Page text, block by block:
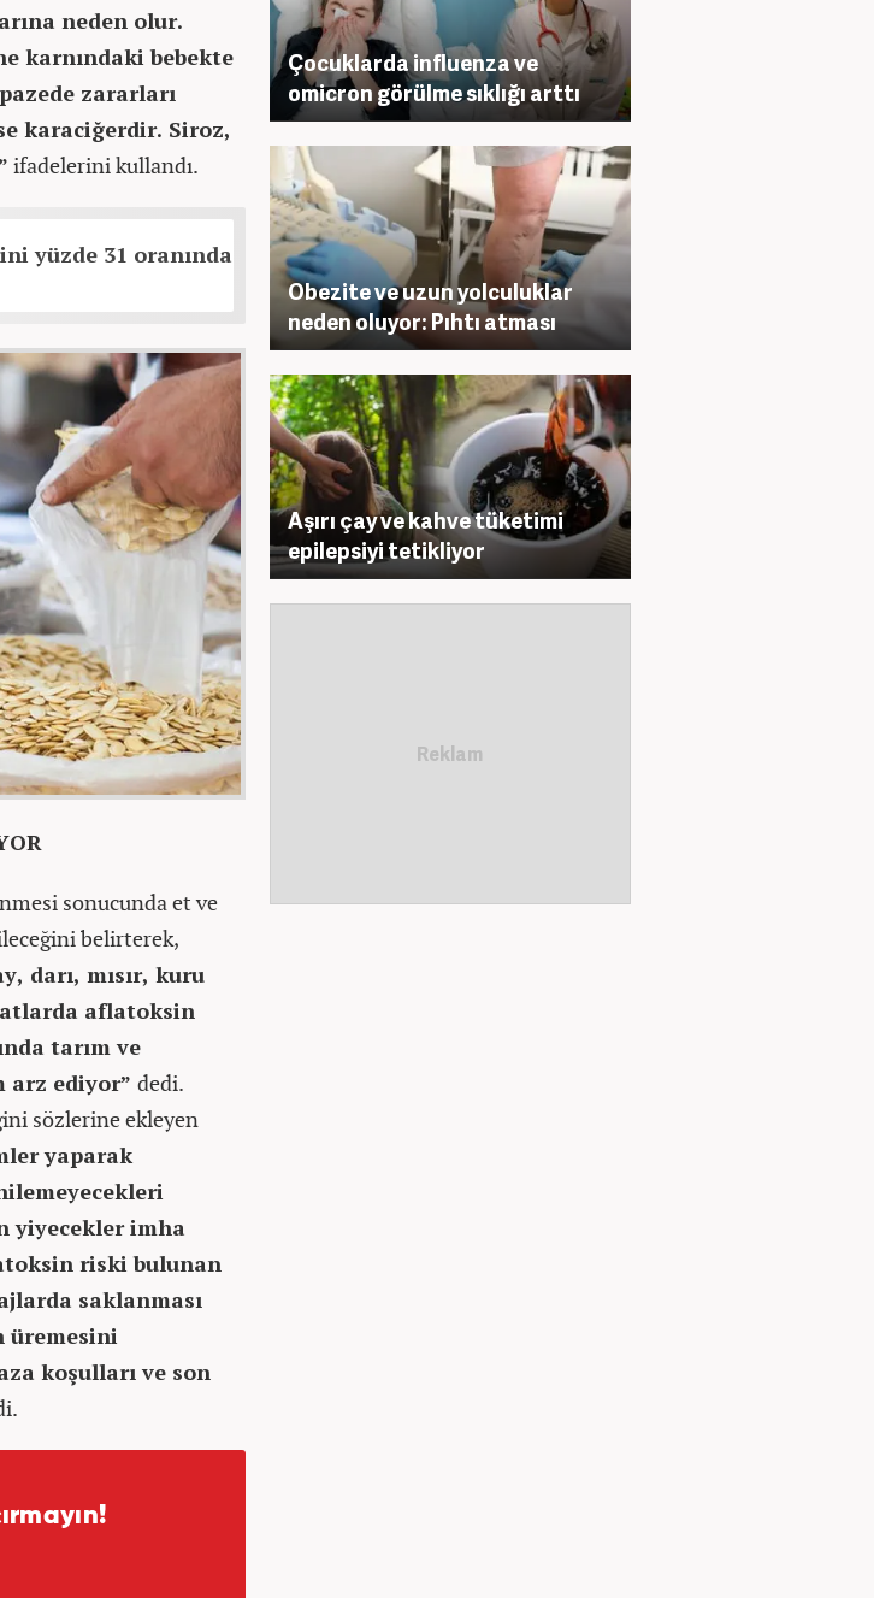
neden olur.
karnındaki bebekte
zararları
karaciğerdir. Siroz,
ifadelerini kullandı.
yüzde 31 oranında
sonucunda et ve
belirterek,
darı, mısır, kuru
aflatoksin
tarım ve
arz ediyor” dedi.
sözlerine ekleyen
yaparak
yiyecekler imha
riski bulunan
saklanması
üremesini
koşulları ve son
Çocuklarda influenza ve
omicron görülme sıklığı arttı
Obezite ve uzun yolculuklar
neden oluyor: Pıhtı atması
Aşırı çay ve kahve tüketimi
epilepsiyi tetikliyor